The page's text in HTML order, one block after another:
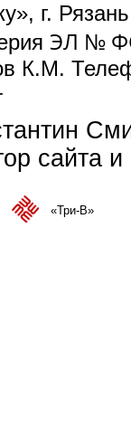
г.
ЭЛ №
К.М.
сайта
is external)«Три-В»